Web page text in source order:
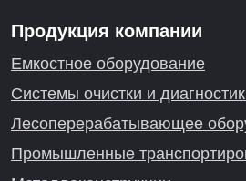
Продукция компании
Емкостное оборудование
Системы очистки и
Лесоперерабатывающее
Промышленные